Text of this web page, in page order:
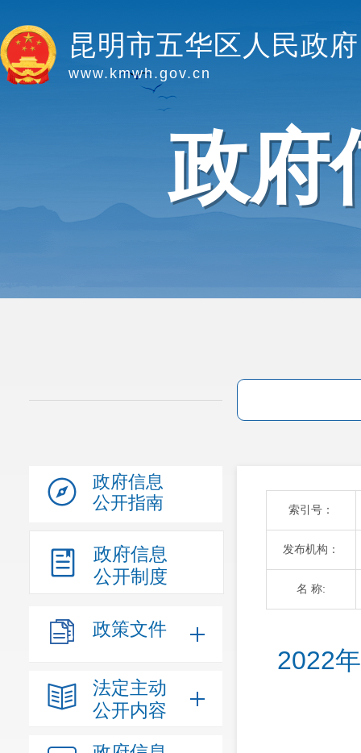
昆明市五华区人民政府
www.kmwh.gov.cn
政府
政府信息
公开指南
政府信息
公开制度
政策文件
法定主动
公开内容
索引号：
发布机构：
名 称:
2022